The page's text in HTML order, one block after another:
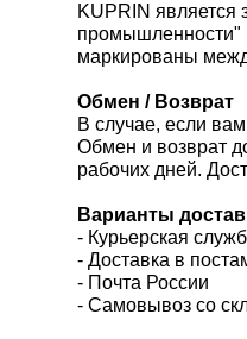
KUPRIN является
промышленности"
маркированы
Обмен / Возврат
В случае, если
Обмен и возврат
рабочих дней.
Варианты
- Курьерская
- Доставка в
- Почта России
- Самовывоз со